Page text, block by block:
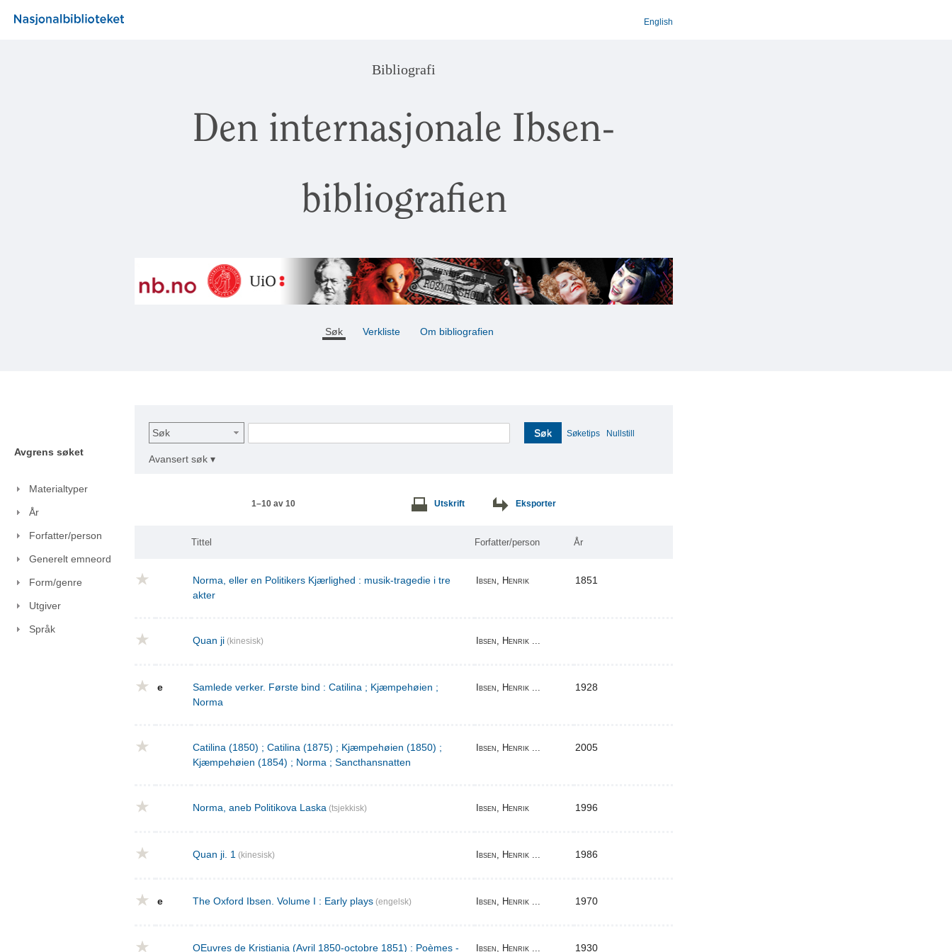
English
Bibliografi
Den internasjonale Ibsen-
bibliografien
Søk Verkliste Om bibliografien
Avgrens søket
Materialtyper
År
Forfatter/person
Generelt emneord
Form/genre
Utgiver
Språk
Søk Søk Søketips Nullstill
Avansert søk ▾
1–10 av 10 Utskrift Eksporter
Tittel Forfatter/person År
Norma, eller en Politikers Kjærlighed : musik-tragedie i tre
akter
Ibsen, Henrik 1851
Quan ji (kinesisk) Ibsen, Henrik ...
e
Samlede verker. Første bind : Catilina ; Kjæmpehøien ;
Norma
Ibsen, Henrik ... 1928
Catilina (1850) ; Catilina (1875) ; Kjæmpehøien (1850) ;
Kjæmpehøien (1854) ; Norma ; Sancthansnatten
Ibsen, Henrik ... 2005
Norma, aneb Politikova Laska (tsjekkisk) Ibsen, Henrik 1996
Quan ji. 1 (kinesisk) Ibsen, Henrik ... 1986
e The Oxford Ibsen. Volume I : Early plays (engelsk) Ibsen, Henrik ... 1970
OEuvres de Kristiania (Avril 1850-octobre 1851) : Poèmes - Ibsen, Henrik ... 1930